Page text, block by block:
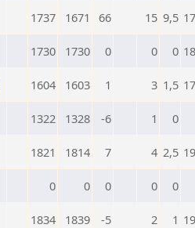
1737 1671 66 15 9,5
1730 1730 0 0 0
1604 1603 1 3 1,5
1322 1328 -6 1 0
1821 1814 7 4 2,5
0 0 0 0 0
1834 1839 -5 2 1